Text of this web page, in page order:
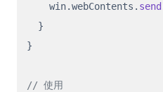
    win.
webContents . send
  }
}
// 使用